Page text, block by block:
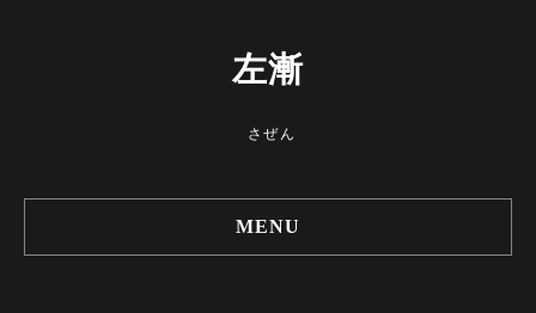
左漸
さぜん
MENU